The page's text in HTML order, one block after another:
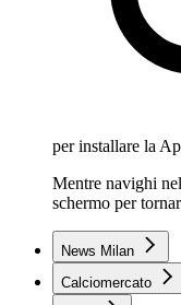
per installare la
Mentre navighi
schermo per
News Milan
Calciomercato